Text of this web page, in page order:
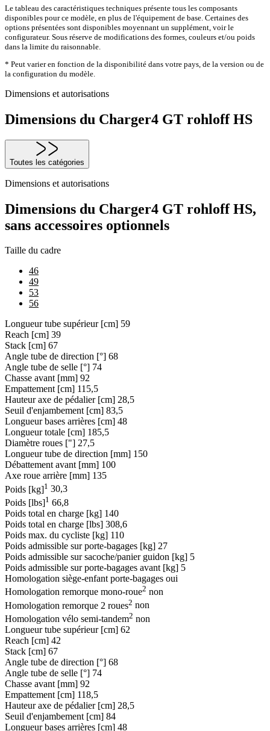
Le tableau des caractéristiques techniques présente tous les composants
disponibles pour ce modèle, en plus de l'équipement de base. Certaines des
options présentées sont disponibles moyennant un supplément, voir le
configurateur. Sous réserve de modifications des formes, couleurs et/ou poids
dans la limite du raisonnable.
* Peut varier en fonction de la disponibilité dans votre pays, de la version ou de
la configuration du modèle.
Dimensions et autorisations
Dimensions du Charger4 GT rohloff HS
Toutes les catégories
Dimensions et autorisations
Dimensions du Charger4 GT rohloff HS,
sans accessoires optionnels
Taille du cadre
46
49
53
56
Longueur tube supérieur [cm] 59
Reach [cm] 39
Stack [cm] 67
Angle tube de direction [°] 68
Angle tube de selle [°] 74
Chasse avant [mm] 92
Empattement [cm] 115,5
Hauteur axe de pédalier [cm] 28,5
Seuil d'enjambement [cm] 83,5
Longueur bases arrières [cm] 48
Longueur totale [cm] 185,5
Diamètre roues ["] 27,5
Longueur tube de direction [mm] 150
Débattement avant [mm] 100
Axe roue arrière [mm] 135
Poids [kg]1 30,3
Poids [lbs]1 66,8
Poids total en charge [kg] 140
Poids total en charge [lbs] 308,6
Poids max. du cycliste [kg] 110
Poids admissible sur porte-bagages [kg] 27
Poids admissible sur sacoche/panier guidon [kg] 5
Poids admissible sur porte-bagages avant [kg] 5
Homologation siège-enfant porte-bagages oui
Homologation remorque mono-roue2 non
Homologation remorque 2 roues2 non
Homologation vélo semi-tandem2 non
Longueur tube supérieur [cm] 62
Reach [cm] 42
Stack [cm] 67
Angle tube de direction [°] 68
Angle tube de selle [°] 74
Chasse avant [mm] 92
Empattement [cm] 118,5
Hauteur axe de pédalier [cm] 28,5
Seuil d'enjambement [cm] 84
Longueur bases arrières [cm] 48